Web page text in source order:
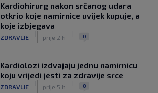
Kardiohirurg nakon srčanog udara
otkrio koje namirnice uvijek kupuje, a
koje izbjegava
ZDRAVLJE prije 2 h 0
Kardiolozi izdvajaju jednu namirnicu
koju vrijedi jesti za zdravije srce
ZDRAVLJE prije 5 h 0